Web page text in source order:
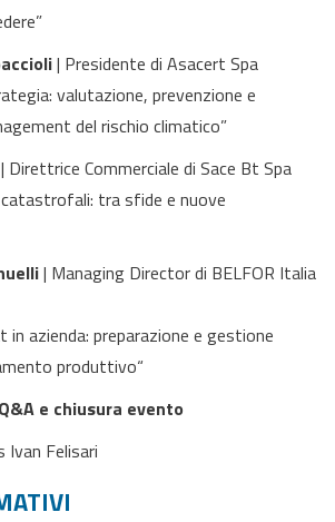
| Presidente di Asacert Spa
valutazione, prevenzione e
del rischio climatico”
| Direttrice Commerciale di Sace Bt Spa
tra sfide e nuove
| Managing Director di BELFOR Italia
in azienda: preparazione e gestione
produttivo“
e chiusura evento
Ivan Felisari